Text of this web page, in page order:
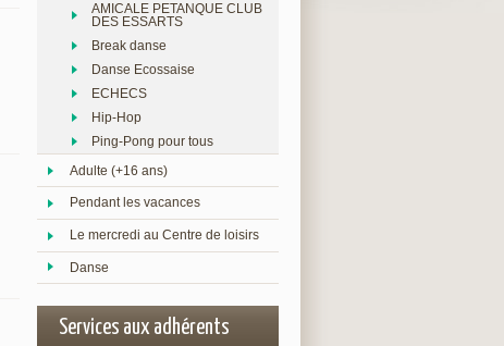
AMICALE PETANQUE CLUB
DES ESSARTS
Break danse
Danse Ecossaise
ECHECS
Hip-Hop
Ping-Pong pour tous
Adulte (+16 ans)
Pendant les vacances
Le mercredi au Centre de loisirs
Danse
Services aux adhérents